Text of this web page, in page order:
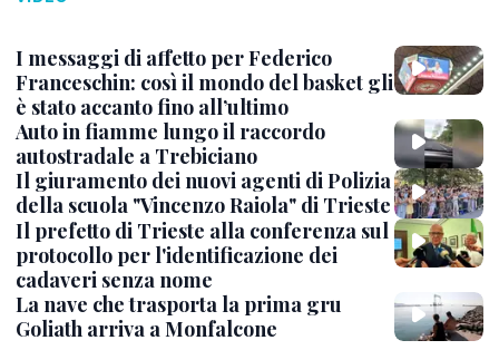
I messaggi di affetto per Federico
Franceschin: così il mondo del basket gli
è stato accanto fino all’ultimo
Auto in fiamme lungo il raccordo
autostradale a Trebiciano
Il giuramento dei nuovi agenti di Polizia
della scuola "Vincenzo Raiola" di Trieste
Il prefetto di Trieste alla conferenza sul
protocollo per l'identificazione dei
cadaveri senza nome
La nave che trasporta la prima gru
Goliath arriva a Monfalcone